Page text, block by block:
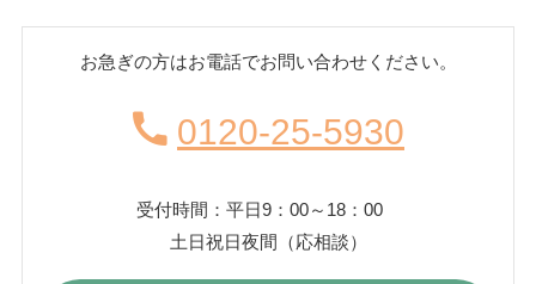
お急ぎの方はお電話でお問い合わせください。
0120-25-5930
受付時間：平日9：00～18：00
土日祝日夜間（応相談）